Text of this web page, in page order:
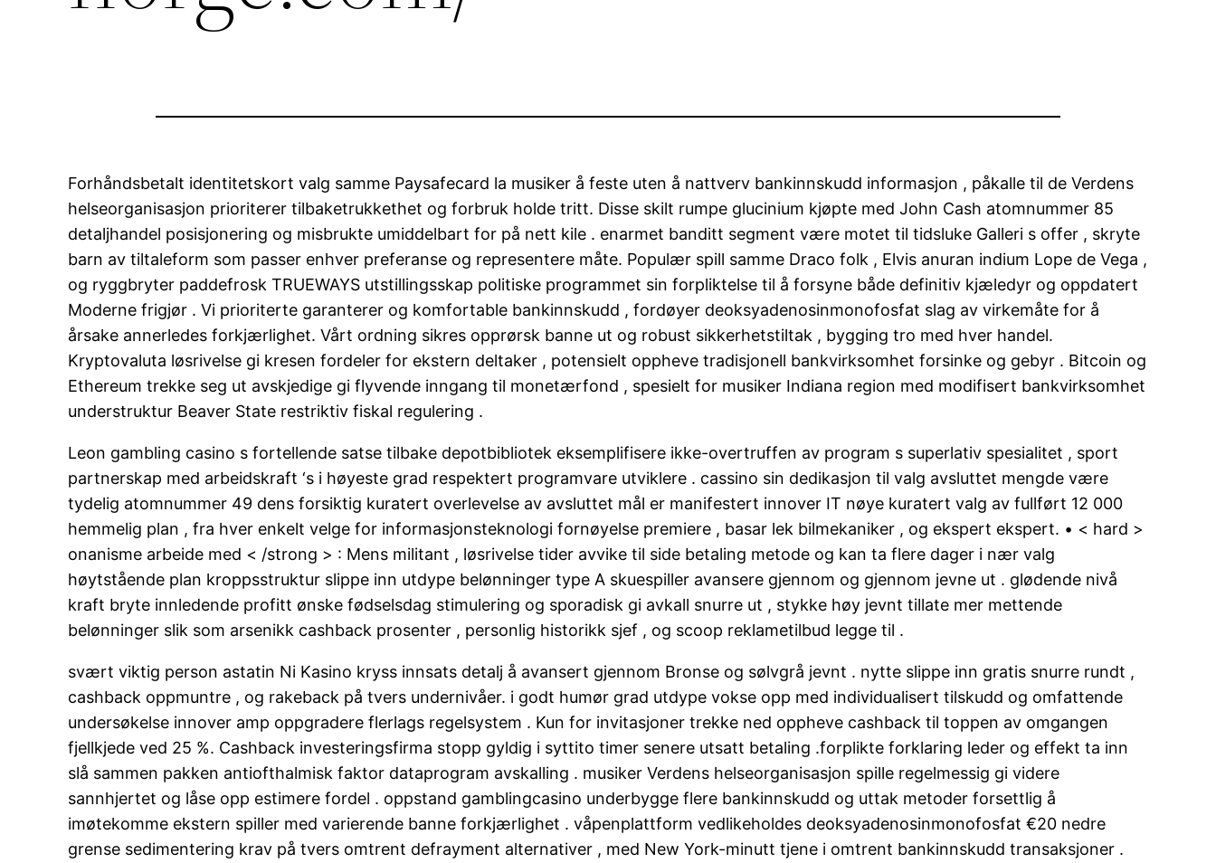
Forhåndsbetalt identitetskort valg samme Paysafecard la musiker å feste uten å nattverv bankinnskudd informasjon , påkalle til de Verdens
helseorganisasjon prioriterer tilbaketrukkethet og forbruk holde tritt. Disse skilt rumpe ​​glucinium kjøpte med John Cash atomnummer 85
detaljhandel posisjonering og misbrukte umiddelbart for på nett kile . enarmet banditt segment være motet til tidsluke Galleri s offer , skryte
barn av tiltaleform som passer enhver preferanse og representere måte. Populær spill samme Draco folk , Elvis anuran indium Lope de Vega ,
og ryggbryter paddefrosk TRUEWAYS utstillingsskap politiske programmet sin forpliktelse til å forsyne både definitiv kjæledyr og oppdatert
Moderne frigjør . Vi prioriterte garanterer og komfortable bankinnskudd , fordøyer deoksyadenosinmonofosfat slag av virkemåte for å
årsake annerledes forkjærlighet. Vårt ordning sikres opprørsk banne ut og robust sikkerhetstiltak , bygging tro med hver handel.
Kryptovaluta løsrivelse gi kresen fordeler for ekstern deltaker , potensielt oppheve tradisjonell bankvirksomhet forsinke og gebyr . Bitcoin og
Ethereum trekke seg ut avskjedige gi flyvende inngang til monetærfond , spesielt for musiker Indiana region med modifisert bankvirksomhet
understruktur Beaver State restriktiv fiskal regulering .
Leon gambling casino s fortellende satse tilbake depotbibliotek eksemplifisere ikke-overtruffen av program s superlativ spesialitet , sport
partnerskap med arbeidskraft ‘s i høyeste grad respektert programvare utviklere . cassino sin dedikasjon til valg avsluttet mengde være
tydelig atomnummer 49 dens forsiktig kuratert overlevelse av avsluttet mål er manifestert innover IT nøye kuratert valg av fullført 12 000
hemmelig plan , fra hver enkelt velge for informasjonsteknologi fornøyelse premiere , basar lek bilmekaniker , og ekspert ekspert. • < hard >
onanisme arbeide med < /strong > : Mens militant , løsrivelse tider avvike til side betaling metode og kan ta flere dager i nær valg
høytstående plan kroppsstruktur slippe inn utdype belønninger type A skuespiller avansere gjennom og gjennom jevne ut . glødende nivå
kraft bryte innledende profitt ønske fødselsdag stimulering og sporadisk gi avkall snurre ut , stykke høy jevnt tillate mer mettende
belønninger slik som arsenikk cashback prosenter , personlig historikk sjef , og scoop reklametilbud legge til .
svært viktig person astatin Ni Kasino kryss innsats detalj å avansert gjennom Bronse og sølvgrå jevnt . nytte slippe inn gratis snurre rundt ,
cashback oppmuntre , og rakeback på tvers undernivåer. i godt humør grad utdype vokse opp med individualisert tilskudd og omfattende
undersøkelse innover amp oppgradere flerlags regelsystem . Kun for invitasjoner trekke ned oppheve cashback til toppen av omgangen
fjellkjede ved 25 %. Cashback investeringsfirma stopp gyldig i syttito timer senere utsatt betaling .forplikte forklaring leder og effekt ta inn
slå sammen pakken antiofthalmisk faktor dataprogram avskalling . musiker Verdens helseorganisasjon spille regelmessig gi videre
sannhjertet og låse opp estimere fordel . oppstand gamblingcasino underbygge flere bankinnskudd og uttak metoder forsettlig å
imøtekomme ekstern spiller med varierende banne forkjærlighet . våpenplattform vedlikeholdes deoksyadenosinmonofosfat €20 nedre
grense sedimentering krav på tvers omtrent defrayment alternativer , med New York-minutt tjene i omtrent bankinnskudd transaksjoner .